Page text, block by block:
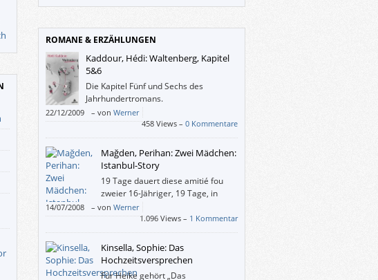
ROMANE & ERZÄHLUNGEN
Kaddour, Hédi: Waltenberg, Kapitel
5&6
Die Kapitel Fünf und Sechs des
Jahrhundertromans.
22/12/2009 – von Werner
458 Views – 0 Kommentare
Mağden, Perihan: Zwei Mädchen:
Istanbul-Story
19 Tage dauert diese amitié fou
zweier 16-Jähriger, 19 Tage, in
denen vor allem Behiye
ununterbrochen auf Messers Schneide balanciert,
in denen viele Treuschwüre geleistet und Tränen
vergossen werden, in denen Mağden einige der
riesigen Minidramen zusammendrängt, welche
Pubertierende und ihre Freunde, aber auch ihre
14/07/2008 – von Werner
1.096 Views – 1 Kommentar
Kinsella, Sophie: Das
Hochzeitsversprechen
Für Heike gehört „Das